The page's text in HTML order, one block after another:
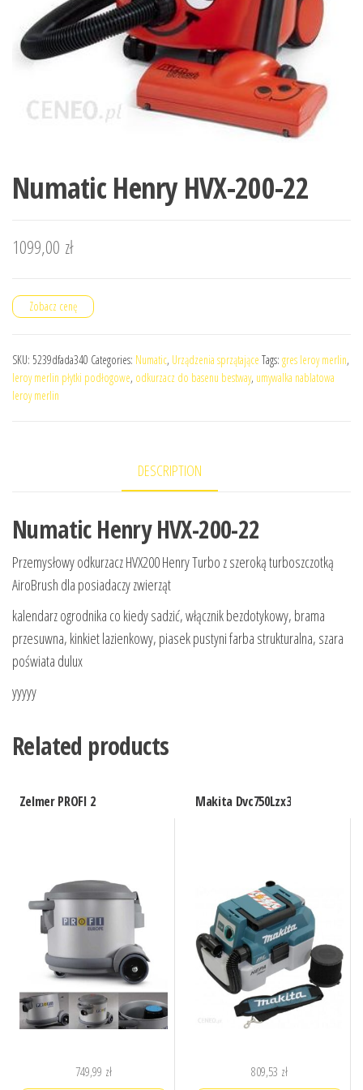
Numatic Henry HVX-200-22
1099,00 zł
Zobacz cenę
SKU: 5239dfada340 Categories: Numatic, Urządzenia sprzątające Tags: gres leroy merlin,
leroy merlin płytki podłogowe, odkurzacz do basenu bestway, umywalka nablatowa
leroy merlin
DESCRIPTION
Numatic Henry HVX-200-22
Przemysłowy odkurzacz HVX200 Henry Turbo z szeroką turboszczotką
AiroBrush dla posiadaczy zwierząt
kalendarz ogrodnika co kiedy sadzić, włącznik bezdotykowy, brama
przesuwna, kinkiet lazienkowy, piasek pustyni farba strukturalna, szara
poświata dulux
yyyyy
Related products
Zelmer PROFI 2
749,99 zł
Makita Dvc750Lzx3
809,53 zł